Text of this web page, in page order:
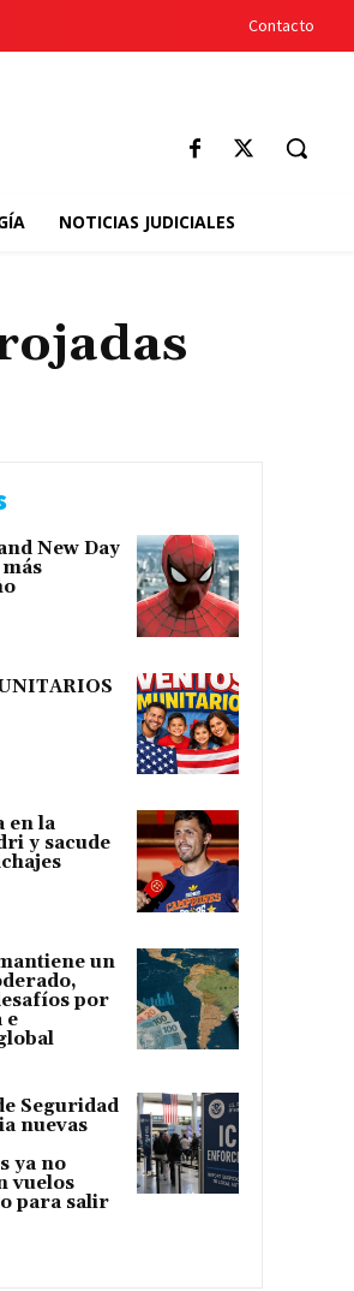
Contacto
NOTICIAS JUDICIALES
New Day
en la
y sacude
un
por
e
Seguridad
nuevas
ya no
vuelos
para salir